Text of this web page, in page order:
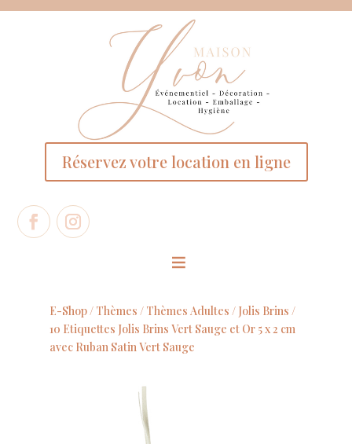
Réservez votre location en ligne
E-Shop / Thèmes / Thèmes Adultes / Jolis Brins /
10 Etiquettes Jolis Brins Vert Sauge et Or 5 x 2 cm
avec Ruban Satin Vert Sauge
Panneau de gestion des cookies